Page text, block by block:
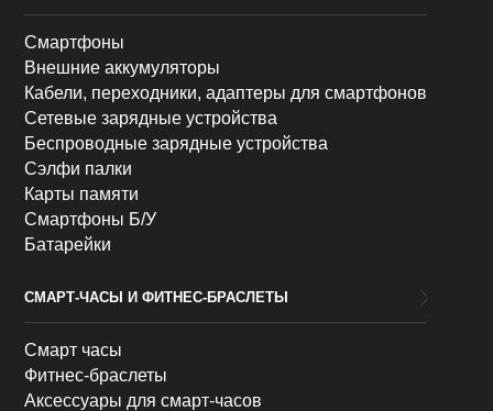
Смартфоны
Внешние аккумуляторы
Кабели, переходники, адаптеры для смартфонов
Сетевые зарядные устройства
Беспроводные зарядные устройства
Сэлфи палки
Карты памяти
Смартфоны Б/У
Батарейки
СМАРТ-ЧАСЫ И ФИТНЕС-БРАСЛЕТЫ
Смарт часы
Фитнес-браслеты
Аксессуары для смарт-часов